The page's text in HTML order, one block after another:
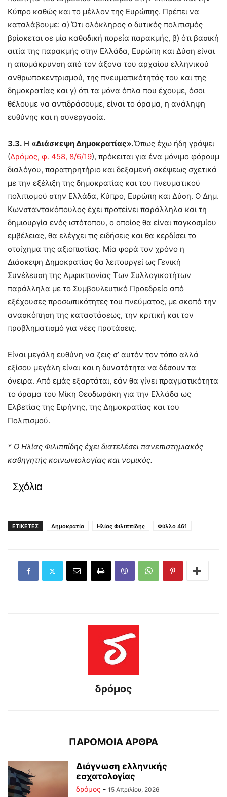
Κύπρο καθώς και το μέλλον της Ευρώπης. Πρέπει να
καταλάβουμε: α) Ότι ολόκληρος ο δυτικός πολιτισμός
βρίσκεται σε μία καθοδική πορεία παρακμής, β) ότι βασική
αιτία της παρακμής στην Ελλάδα, Ευρώπη και Δύση είναι
η απομάκρυνση από τον άξονα του αρχαίου ελληνικού
ανθρωποκεντρισμού, της πνευματικότητάς του και της
δημοκρατίας και γ) ότι τα μόνα όπλα που έχουμε, όσοι
θέλουμε να αντιδράσουμε, είναι το όραμα, η ανάληψη
ευθύνης και η συνεργασία.
3.3. Η «Διάσκεψη Δημοκρατίας».Όπως έχω ήδη γράψει
(Δρόμος, φ. 458, 8/6/19), πρόκειται για ένα μόνιμο φόρουμ
διαλόγου, παρατηρητήριο και δεξαμενή σκέψεως σχετικά
με την εξέλιξη της δημοκρατίας και του πνευματικού
πολιτισμού στην Ελλάδα, Κύπρο, Ευρώπη και Δύση. Ο Δημ.
Κωνσταντακόπουλος έχει προτείνει παράλληλα και τη
δημιουργία ενός ιστότοπου, ο οποίος θα είναι παγκοσμίου
εμβέλειας, θα ελέγχει τις ειδήσεις και θα κερδίσει το
στοίχημα της αξιοπιστίας. Μία φορά τον χρόνο η
Διάσκεψη Δημοκρατίας θα λειτουργεί ως Γενική
Συνέλευση της Αμφικτιονίας Των Συλλογικοτήτων
παράλληλα με το Συμβουλευτικό Προεδρείο από
εξέχουσες προσωπικότητες του πνεύματος, με σκοπό την
ανασκόπηση της καταστάσεως, την κριτική και τον
προβληματισμό για νέες προτάσεις.
Είναι μεγάλη ευθύνη να ζεις σ’ αυτόν τον τόπο αλλά
εξίσου μεγάλη είναι και η δυνατότητα να δέσουν τα
όνειρα. Από εμάς εξαρτάται, εάν θα γίνει πραγματικότητα
το όραμα του Μίκη Θεοδωράκη για την Ελλάδα ως
Ελβετίας της Ειρήνης, της Δημοκρατίας και του
Πολιτισμού.
* Ο Ηλίας Φιλιππίδης έχει διατελέσει πανεπιστημιακός
καθηγητής κοινωνιολογίας και νομικός.
Σχόλια
ΕΤΙΚΕΤΕΣ Δημοκρατία Ηλίας Φιλιππίδης Φύλλο 461
δρόμος
ΠΑΡΟΜΟΙΑ ΑΡΘΡΑ
Διάγνωση ελληνικής
εσχατολογίας
δρόμος - 15 Απριλίου, 2026